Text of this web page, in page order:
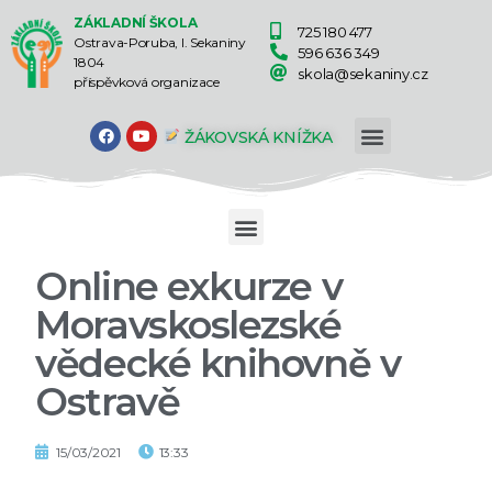
ZÁKLADNÍ ŠKOLA
Ostrava-Poruba, I. Sekaniny
1804
příspěvková organizace
725 180 477
596 636 349
skola@sekaniny.cz
ŽÁKOVSKÁ KNÍŽKA
Online exkurze v
Moravskoslezské
vědecké knihovně v
Ostravě
15/03/2021 13:33